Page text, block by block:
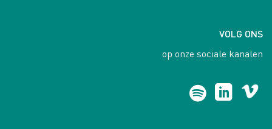
VOLG ONS
op onze sociale kanalen